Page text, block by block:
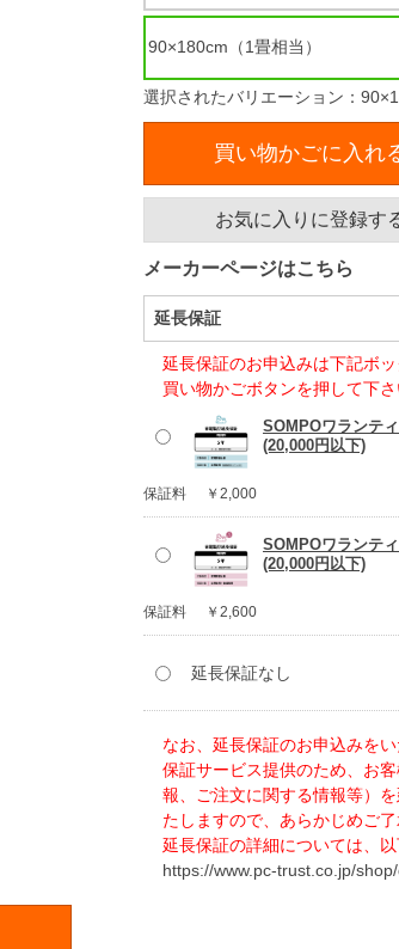
90×180cm（1畳相当）
選択されたバリエーション：
買い物かごに入れ
お気に入りに登録す
メーカーページはこちら
延長保証
延長保証のお申込みは下記ボ
買い物かごボタンを押して下さ
SOMPOワランテ
(20,000円以下)
保証料 ￥2,000
SOMPOワランテ
(20,000円以下)
保証料 ￥2,600
延長保証なし
なお、延長保証のお申込みを
保証サービス提供のため、お
報、ご注文に関する情報等）
たしますので、あらかじめご了
延長保証の詳細については、以
https://www.pc-trust.co.jp/